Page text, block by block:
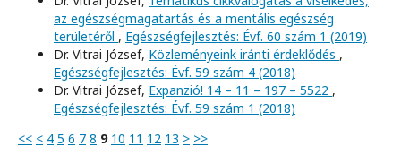
az egészségmagatartás és a mentális egészség
területéről , Egészségfejlesztés: Évf. 60 szám 1 (2019)
Dr. Vitrai József, Közleményeink iránti érdeklődés ,
Egészségfejlesztés: Évf. 59 szám 4 (2018)
Dr. Vitrai József, Expanzió! 14 – 11 – 197 – 5522 ,
Egészségfejlesztés: Évf. 59 szám 1 (2018)
<< < 4 5 6 7 8 9 10 11 12 13 > >>